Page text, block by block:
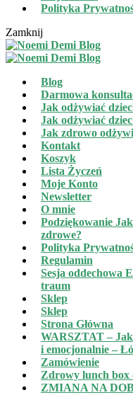
Polityka
Zamknij
Blog
Darmowa
Jak odżywiać
Jak odżywiać
Jak zdrowo
Kontakt
Koszyk
Lista Życzeń
Moje Konto
Newsletter
O mnie
Podziękowanie
zdrowe?
Polityka
Regulamin
Sesja oddechowa
traum
Sklep
Sklep
Strona Główna
WARSZTAT –
i emocjonalnie –
Zamówienie
Zdrowy lunch box
ZMIANA NA